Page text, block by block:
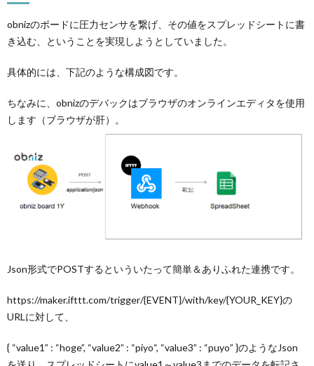
現象
解決
策
www-form-
urlencodedで
送る
4.2.
の
CORS
にする
4.3.
３：
IFTTT
obnizのボードに圧力センサを繋げ、その値をスプレッドシートに書
き込む、ということを実現しようとしていました。
具体的には、下記のような構成図です。
ちなみに、obnizのデバックはブラウザのオンラインエディタを使用
します（ブラウザが肝）。
Json形式でPOSTするといういたって簡単＆ありふれた連携です。
https://maker.ifttt.com/trigger/{EVENT}/with/key/{YOUR_KEY}の
URLに対して、
{ “value1” : “hoge”, “value2” : “piyo“, “value3” : “puyo” }のようなJson